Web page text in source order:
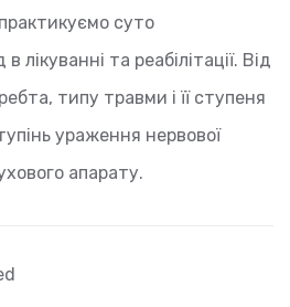
суто
лікуванні та реабілітації. Від
типу травми і її ступеня
ураження нервової
апарату.